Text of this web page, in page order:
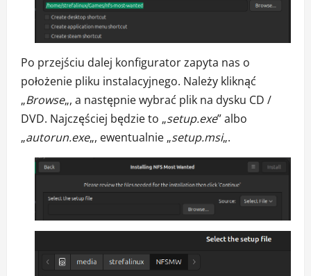
Po przejściu dalej konfigurator zapyta nas o
położenie pliku instalacyjnego. Należy kliknąć
„Browse„, a następnie wybrać plik na dysku CD /
DVD. Najczęściej będzie to „setup.exe” albo
„autorun.exe„, ewentualnie „setup.msi„.